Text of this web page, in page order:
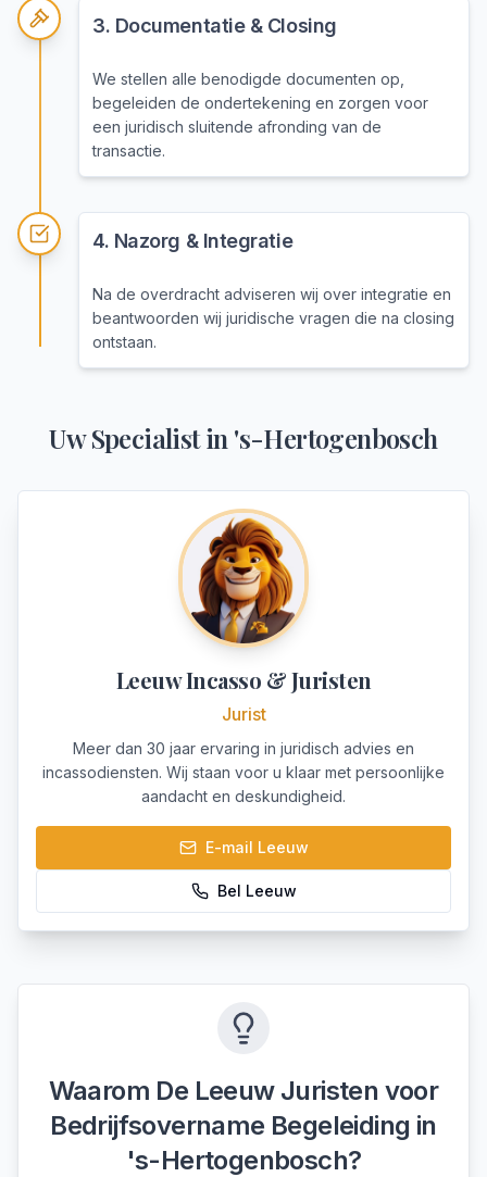
3. Documentatie & Closing
We stellen alle benodigde documenten op,
begeleiden de ondertekening en zorgen voor
een juridisch sluitende afronding van de
transactie.
4. Nazorg & Integratie
Na de overdracht adviseren wij over integratie en
beantwoorden wij juridische vragen die na closing
ontstaan.
Uw Specialist in 's-Hertogenbosch
Leeuw Incasso & Juristen
Jurist
Meer dan 30 jaar ervaring in juridisch advies en
incassodiensten. Wij staan voor u klaar met persoonlijke
aandacht en deskundigheid.
E-mail Leeuw
Bel Leeuw
Waarom De Leeuw Juristen voor
Bedrijfsovername Begeleiding in
's-Hertogenbosch?